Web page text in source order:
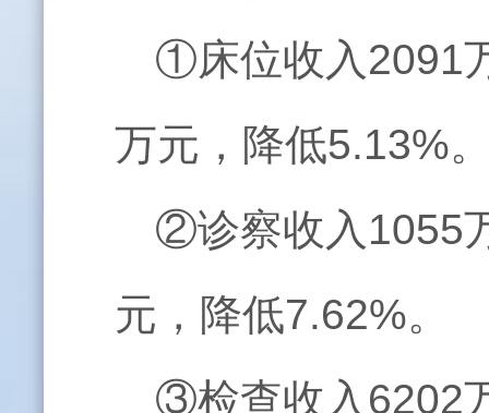
①床位收入2091
万元，降低5.13%
②诊察收入1055
元，降低7.62%。
③检查收入6202